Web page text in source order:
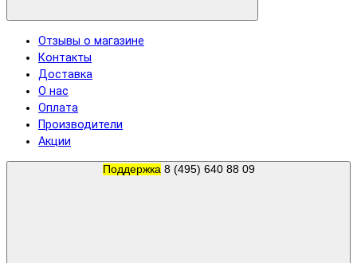
Отзывы о магазине
Контакты
Доставка
О нас
Оплата
Производители
Акции
Поддержка 8 (495) 640 88 09